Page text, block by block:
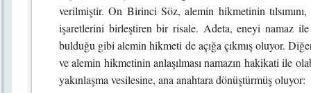
verilmiştir. On Birinci Söz, alemin hikmetinin tılsımını,
işaretlerini birleştiren bir risale. Adeta, eneyi namaz ile
bulduğu gibi alemin hikmeti de açığa çıkmış oluyor.
ve alemin hikmetinin anlaşılması namazın hakikati ile
yakınlaşma vesilesine, ana anahtara dönüştürmüş oluyor: